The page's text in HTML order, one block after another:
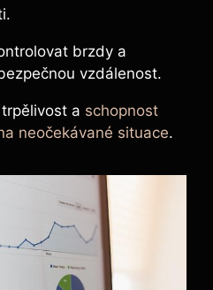
brzdy a
vzdálenost.
a schopnost
neočekávané situace.